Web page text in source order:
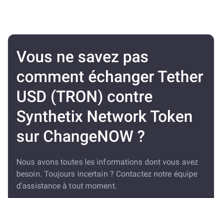
Vous ne savez pas
comment échanger Tether
USD (TRON) contre
Synthetix Network Token
sur ChangeNOW ?
Nous avons toutes les informations dont vous avez
besoin. Toujours incertain ? Contactez notre équipe
d'assistance à tout moment.